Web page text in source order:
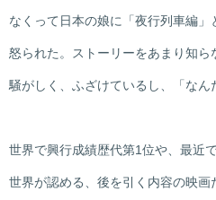
なくって日本の娘に「夜行列車編
怒られた。ストーリーをあまり知
騒がしく、ふざけているし、「なん
世界で興行成績歴代第1位や、最近
世界が認める、後を引く内容の映画